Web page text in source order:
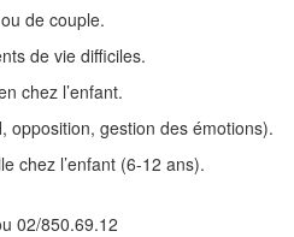
de couple.
de vie difficiles.
chez l’enfant.
opposition, gestion des émotions).
chez l’enfant (6-12 ans).
02/850.69.12